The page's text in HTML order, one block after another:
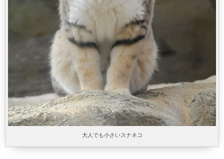
大人でも小さいスナネコ